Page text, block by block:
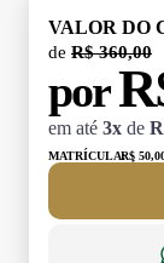
VALOR DO
de R$ 360,00
por
em até 3x de
MATRÍCULA:R$